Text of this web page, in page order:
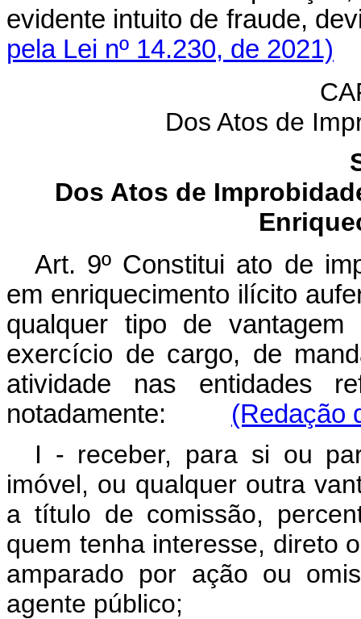
evidente intuito de fraude,
pela Lei nº 14.230, de 2021)
Dos Atos de
Dos Atos de
Art. 9º Constitui ato de
em enriquecimento ilícito
qualquer tipo de
exercício de cargo, de
atividade nas entidades
notadamente: (Redação
I - receber, para si ou
imóvel, ou qualquer outra
a título de comissão,
quem tenha interesse, direto
amparado por ação ou
agente público;